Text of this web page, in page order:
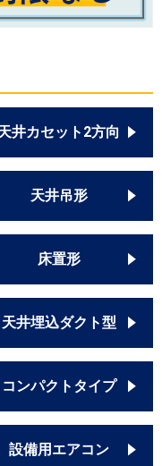
kobe
井カセット2方向
天井吊形
床置形
天井埋込ダクト型
コンパクトタイプ
設備用エアコン